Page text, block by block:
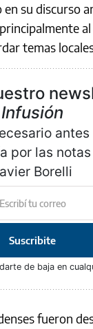
su discurso
temas
Infusión
por las
Borelli
Suscribite
de baja en
fueron